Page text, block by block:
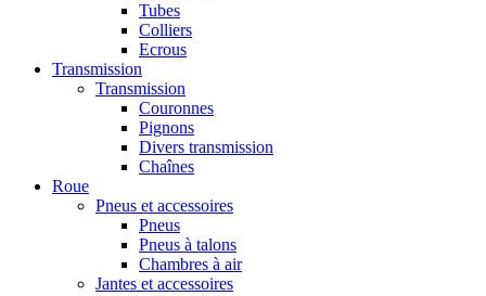
Tubes
Colliers
Ecrous
Transmission
Transmission
Couronnes
Pignons
Divers transmission
Chaînes
Roue
Pneus et accessoires
Pneus
Pneus à talons
Chambres à air
Jantes et accessoires